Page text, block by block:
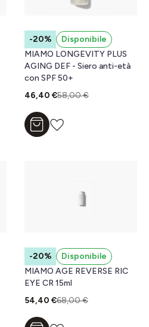
-20%
Disponibile
MIAMO LONGEVITY PLUS
AGING DEF - Siero anti-età
con SPF 50+
46,40 €58,00 €
Aggiungi al carrello
-20%
Disponibile
MIAMO AGE REVERSE RIC
EYE CR 15ml
54,40 €68,00 €